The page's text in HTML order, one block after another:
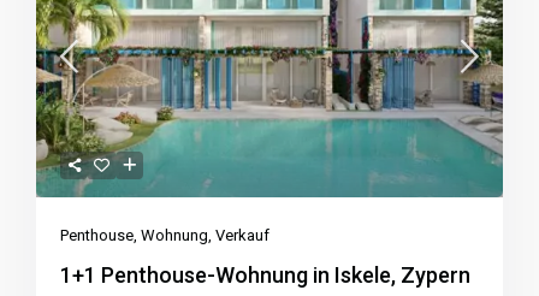
Penthouse ,Wohnung ,Verkauf
1+1 Penthouse-Wohnung in Iskele, Zypern